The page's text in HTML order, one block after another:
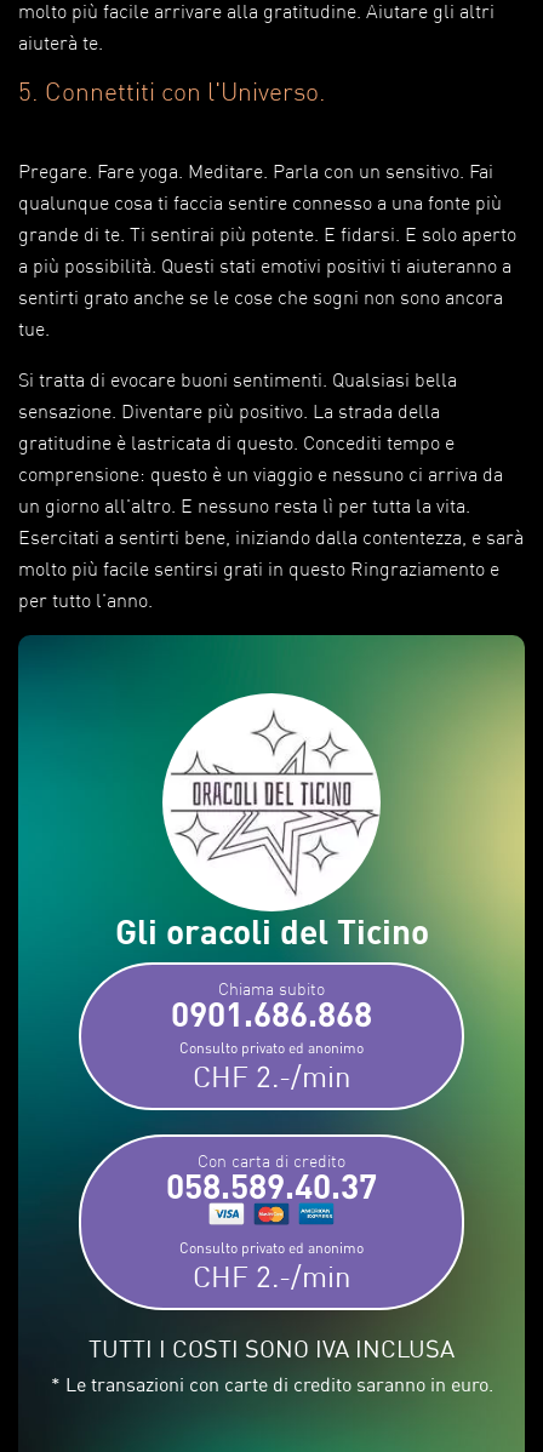
molto più facile arrivare alla gratitudine. Aiutare gli altri
aiuterà te.
5. Connettiti con l'Universo.
Pregare. Fare yoga. Meditare. Parla con un sensitivo. Fai
qualunque cosa ti faccia sentire connesso a una fonte più
grande di te. Ti sentirai più potente. E fidarsi. E solo aperto
a più possibilità. Questi stati emotivi positivi ti aiuteranno a
sentirti grato anche se le cose che sogni non sono ancora
tue.
Si tratta di evocare buoni sentimenti. Qualsiasi bella
sensazione. Diventare più positivo. La strada della
gratitudine è lastricata di questo. Concediti tempo e
comprensione: questo è un viaggio e nessuno ci arriva da
un giorno all'altro. E nessuno resta lì per tutta la vita.
Esercitati a sentirti bene, iniziando dalla contentezza, e sarà
molto più facile sentirsi grati in questo Ringraziamento e
per tutto l'anno.
Gli oracoli del Ticino
Chiama subito
0901.686.868
Consulto privato ed anonimo
CHF 2.-/min
Con carta di credito
058.589.40.37
Consulto privato ed anonimo
CHF 2.-/min
TUTTI I COSTI SONO IVA INCLUSA
* Le transazioni con carte di credito saranno in euro.